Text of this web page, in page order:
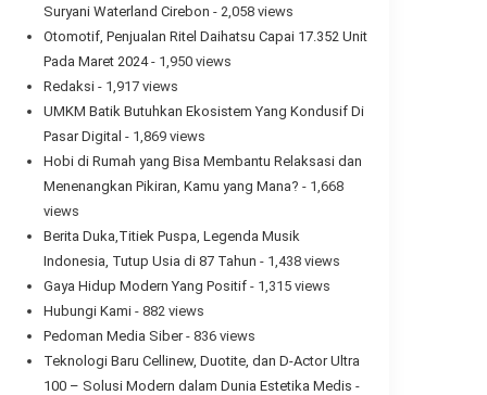
Suryani Waterland Cirebon - 2,058 views
Otomotif, Penjualan Ritel Daihatsu Capai 17.352 Unit
Pada Maret 2024- 1,950 views
Redaksi - 1,917 views
UMKM Batik Butuhkan Ekosistem Yang Kondusif Di
Pasar Digital - 1,869 views
Hobi di Rumah yang Bisa Membantu Relaksasi dan
Menenangkan Pikiran, Kamu yang Mana? - 1,668
views
Berita Duka,Titiek Puspa, Legenda Musik
Indonesia, Tutup Usia di 87 Tahun - 1,438 views
Gaya Hidup Modern Yang Positif - 1,315 views
Hubungi Kami - 882 views
Pedoman Media Siber- 836 views
Teknologi Baru Cellinew, Duotite, dan D-Actor Ultra
100 – Solusi Modern dalam Dunia Estetika Medis -